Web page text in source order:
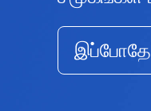
இப்போதே